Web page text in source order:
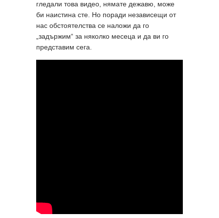
гледали това видео, нямате дежавю, може
би наистина сте. Но поради независещи от
нас обстоятелства се наложи да го
„задържим“ за няколко месеца и да ви го
представим сега.